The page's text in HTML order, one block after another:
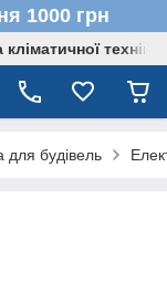
1000 грн
техніки
для будівель